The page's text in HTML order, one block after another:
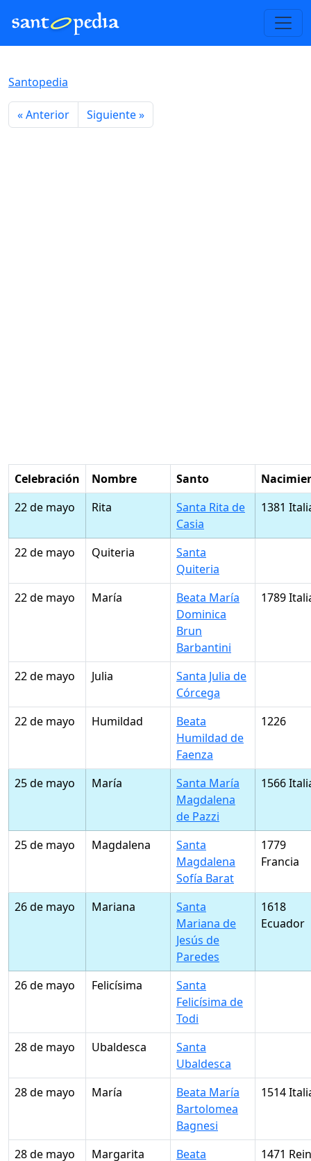
Santopedia
« Anterior Siguiente »
Celebración Nombre Santo
22 de mayo
Rita
Santa Rita de
Casia
1381
22 de mayo Quiteria
Santa
Quiteria
22 de mayo
María
Beata María
Dominica
Brun
Barbantini
1789
22 de mayo Julia
Santa Julia de
Córcega
22 de mayo
Humildad
Beata
Humildad de
Faenza
1226
25 de mayo María
Santa María
Magdalena
de Pazzi
1566
25 de mayo Magdalena
Santa
Magdalena
Sofía Barat
1779
Francia
26 de mayo Mariana
Santa
Mariana de
Jesús de
Paredes
1618
Ecuador
26 de mayo Felicísima
Santa
Felicísima de
Todi
28 de mayo
Ubaldesca
Santa
Ubaldesca
28 de mayo
María
Beata María
Bartolomea
Bagnesi
1514
28 de mayo Margarita
Beata
1471